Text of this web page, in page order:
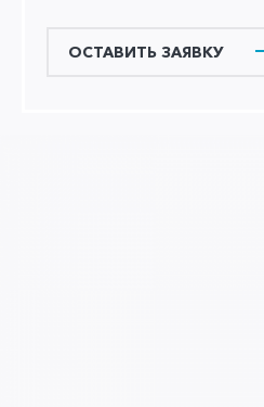
ОСТАВИТЬ ЗАЯВКУ